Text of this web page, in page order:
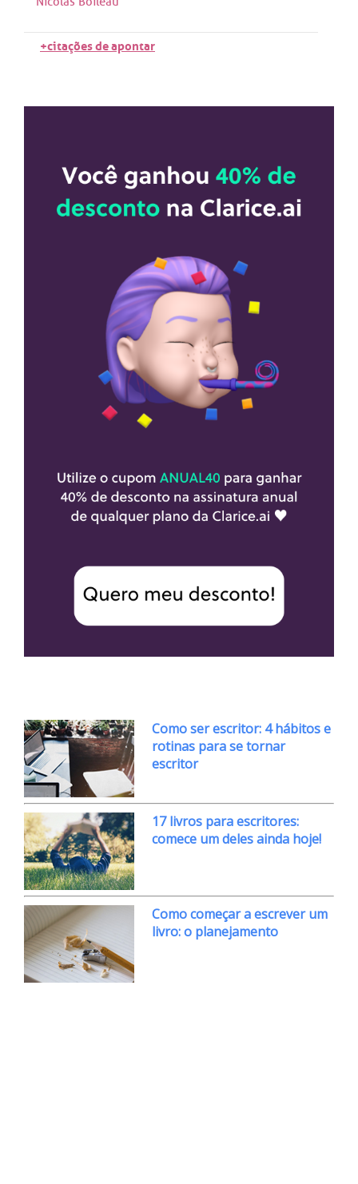
+citações de apontar
Como ser escritor: 4 hábitos e
rotinas para se tornar
escritor
17 livros para escritores:
comece um deles ainda hoje!
Como começar a escrever um
livro: o planejamento